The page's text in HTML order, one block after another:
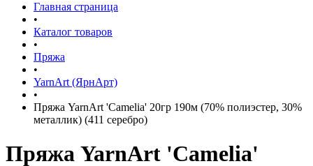
Главная страница
•
Каталог товаров
•
Пряжа
•
YarnArt (ЯрнАрт)
•
Пряжа YarnArt 'Camelia' 20гр 190м (70% полиэстер, 30%
металлик) (411 серебро)
Пряжа YarnArt 'Camelia'